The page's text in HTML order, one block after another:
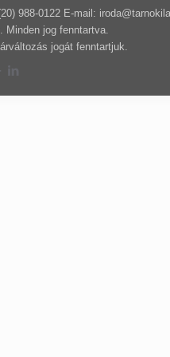
988-0122 E-mail:
Minden jog fenntartva.
jogát fenntartjuk.